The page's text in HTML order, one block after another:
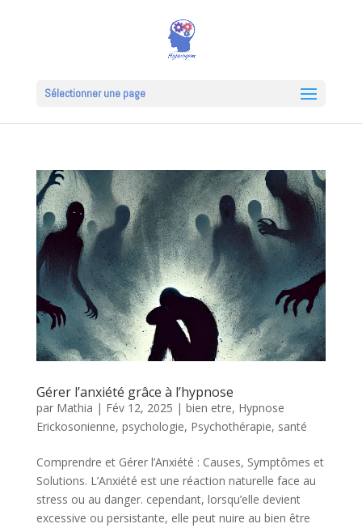
Sélectionner une page
Gérer l’anxiété grâce à l’hypnose
par Mathia | Fév 12, 2025 | bien etre, Hypnose
Erickosonienne, psychologie, Psychothérapie, santé
Comprendre et Gérer l’Anxiété : Causes, Symptômes et
Solutions. L’Anxiété est une réaction naturelle face au
stress ou au danger. cependant, lorsqu’elle devient
excessive ou persistante, elle peut nuire au bien être